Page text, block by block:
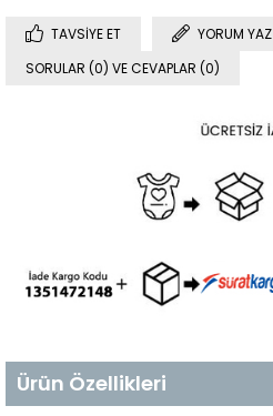
TAVSIYE ET
YORUM YAZ
SORULAR (0) VE CEVAPLAR (0)
Ürün Özellikleri